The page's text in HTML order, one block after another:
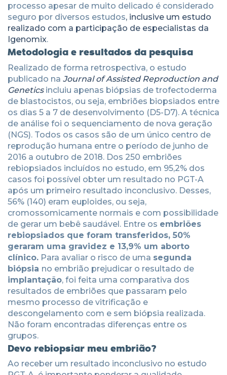
processo apesar de muito delicado é considerado
seguro por diversos estudos, inclusive um estudo
realizado com a participação de especialistas da
Igenomix.
Metodologia e resultados da pesquisa
Realizado de forma retrospectiva, o estudo
publicado na Journal of Assisted Reproduction and
Geneticsincluiu apenas biópsias de trofectoderma
de blastocistos, ou seja, embriões biopsiados entre
os dias 5 a 7 de desenvolvimento (D5-D7). A técnica
de análise foi o sequenciamento de nova geração
(NGS). Todos os casos são de um único centro de
reprodução humana entre o período de junho de
2016 a outubro de 2018. Dos 250 embriões
rebiopsiados incluídos no estudo, em 95,2% dos
casos foi possível obter um resultado no PGT-A
após um primeiro resultado inconclusivo. Desses,
56% (140) eram euploides, ou seja,
cromossomicamente normais e com possibilidade
de gerar um bebê saudável. Entre os embriões
rebiopsiados que foram transferidos, 50%
geraram uma gravidez e 13,9% um aborto
clínico. Para avaliar o risco de uma segunda
biópsia no embrião prejudicar o resultado de
implantação, foi feita uma comparativa dos
resultados de embriões que passaram pelo
mesmo processo de vitrificação e
descongelamento com e sem biópsia realizada.
Não foram encontradas diferenças entre os
grupos.
Devo rebiopsiar meu embrião?
Ao receber um resultado inconclusivo no estudo